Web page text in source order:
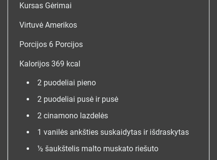
Kursas Gėrimai
Virtuvė Amerikos
Porcijos 6 Porcijos
Kalorijos 369 kcal
2 puodeliai pieno
2 puodeliai pusė ir pusė
2 cinamono lazdelės
1 vanilės ankšties suskaidytas ir išdraskytas
½ šaukštelis malto muskato riešuto